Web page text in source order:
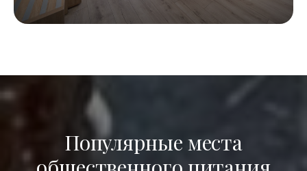
Популярные места